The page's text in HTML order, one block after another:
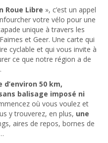
Roue Libre », c’est un appel
votre vélo pour une
unique à travers les
et Geer. Une carte qui
cyclable et qui vous invite à
ce que notre région a de
d’environ 50 km,
balisage imposé ni
où vous voulez et
y trouverez, en plus, une
aires de repos, bornes de